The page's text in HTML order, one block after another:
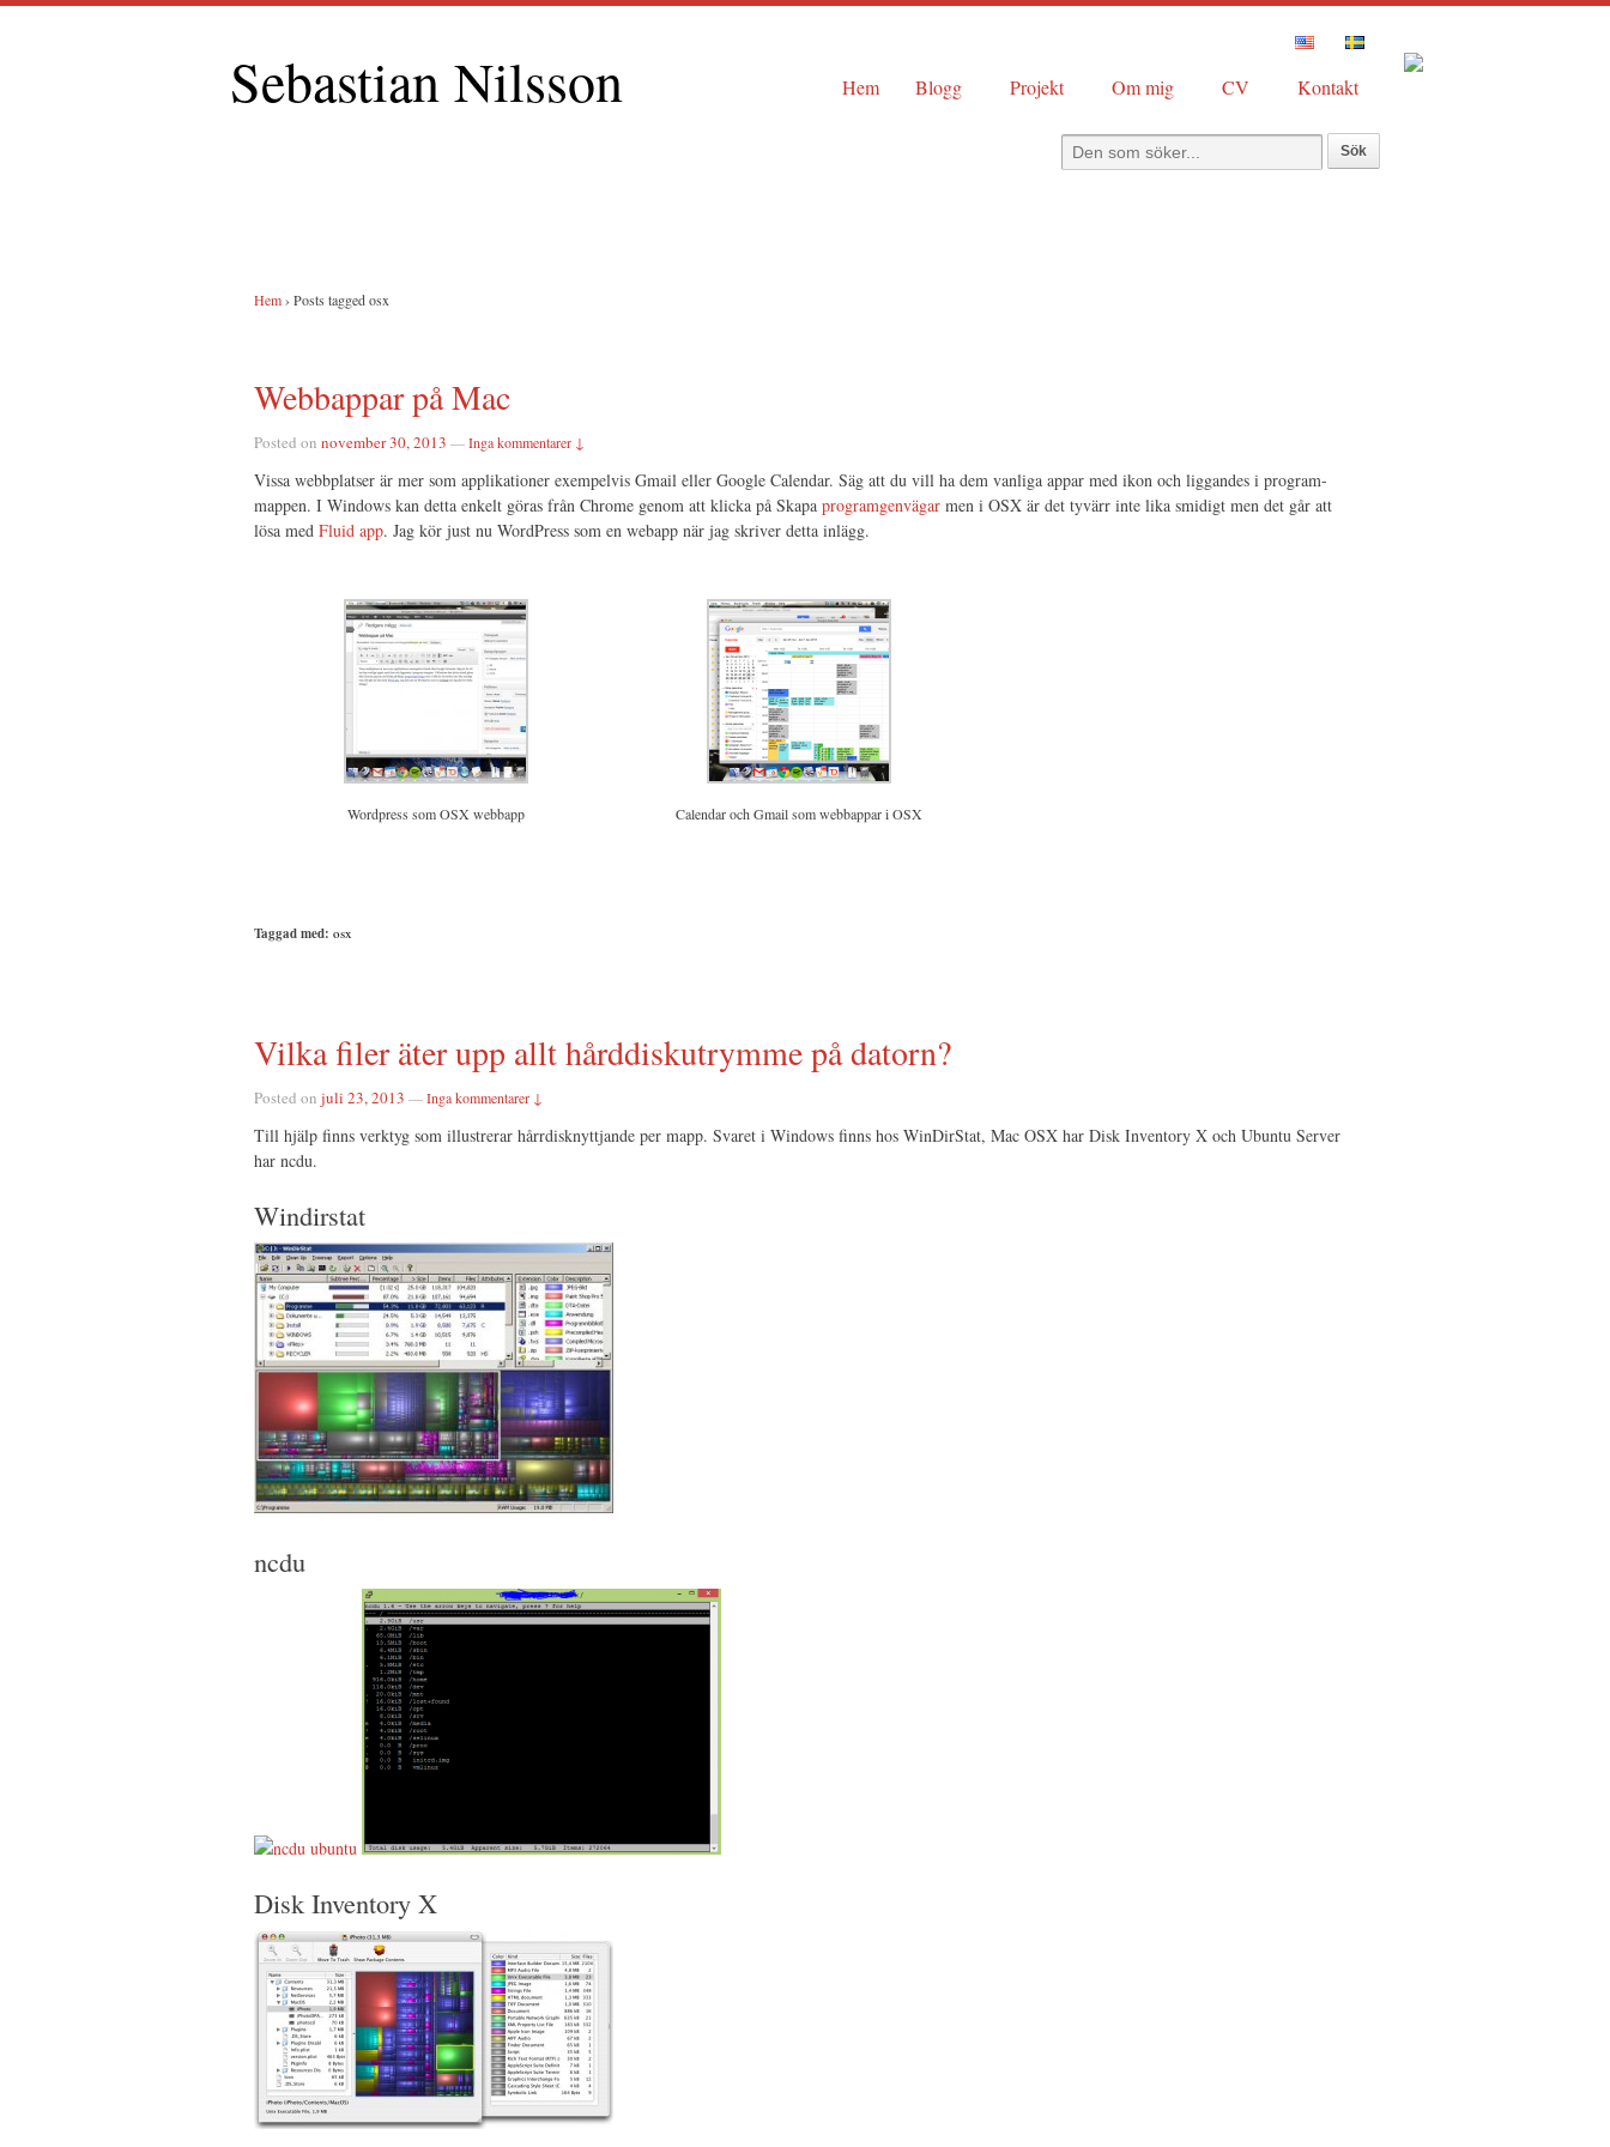
Sebastian Nilsson Hem Blogg Projekt Om mig CV Kontakt
Hem› Posts tagged osx
Webbappar på Mac
Posted on november 30, 2013 —Inga kommentarer ↓
Vissa webbplatser är mer som applikationer exempelvis Gmail eller Google Calendar. Säg att du vill ha dem vanliga appar med ikon och liggandes i program-
mappen. I Windows kan detta enkelt göras från Chrome genom att klicka på Skapa programgenvägar men i OSX är det tyvärr inte lika smidigt men det går att
lösa med Fluid app. Jag kör just nu WordPress som en webapp när jag skriver detta inlägg.
Wordpress som OSX webbapp Calendar och Gmail som webbappar i OSX
Taggad med: osx
Vilka filer äter upp allt hårddiskutrymme på datorn?
Posted on juli 23, 2013 —Inga kommentarer ↓
Till hjälp finns verktyg som illustrerar hårrdisknyttjande per mapp. Svaret i Windows finns hos WinDirStat, Mac OSX har Disk Inventory X och Ubuntu Server
har ncdu.
Windirstat
ncdu
Disk Inventory X